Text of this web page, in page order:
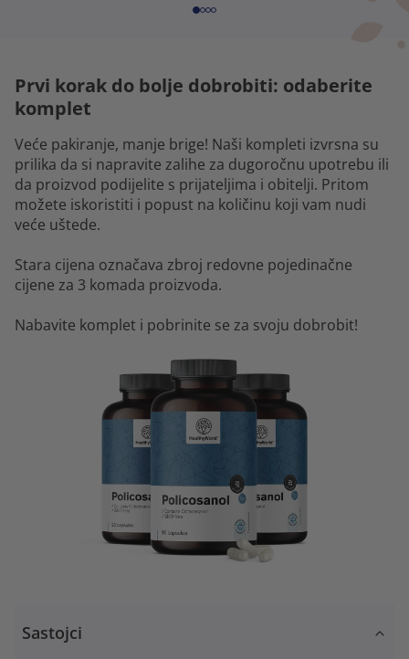
Prvi korak do bolje dobrobiti: odaberite
komplet
Veće pakiranje, manje brige! Naši kompleti izvrsna su
prilika da si napravite zalihe za dugoročnu upotrebu ili
da proizvod podijelite s prijateljima i obitelji. Pritom
možete iskoristiti i popust na količinu koji vam nudi
veće uštede.
Stara cijena označava zbroj redovne pojedinačne
cijene za 3 komada proizvoda.
Nabavite komplet i pobrinite se za svoju dobrobit!
Sastojci